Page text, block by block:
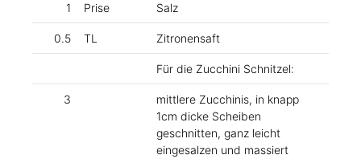
1 Prise Salz
0.5 TL Zitronensaft
Für die Zucchini Schnitzel:
3
mittlere Zucchinis, in knapp
1cm dicke Scheiben
geschnitten, ganz leicht
eingesalzen und massiert